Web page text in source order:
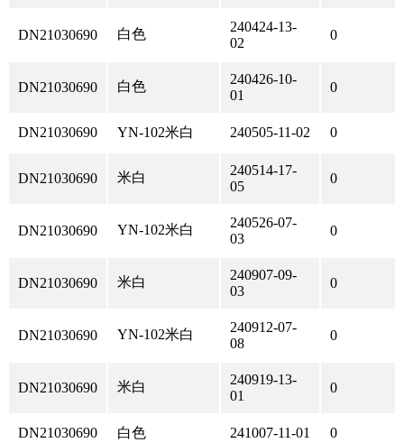
DN21030690 白色
240424-13-
02
0
DN21030690 白色
240426-10-
01
0
DN21030690 YN-102米白 240505-11-02 0
DN21030690 米白
240514-17-
05
0
DN21030690 YN-102米白
240526-07-
03
0
DN21030690 米白
240907-09-
03
0
DN21030690 YN-102米白
240912-07-
08
0
DN21030690 米白
240919-13-
01
0
DN21030690 白色 241007-11-01 0